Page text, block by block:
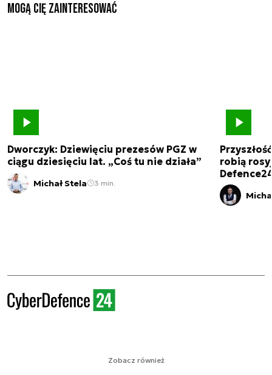
Mogą Cię zainteresować
Dworczyk: Dziewięciu prezesów PGZ w
ciągu dziesięciu lat. „Coś tu nie działa”
Michał Stela 3 min.
robią
Zobacz również